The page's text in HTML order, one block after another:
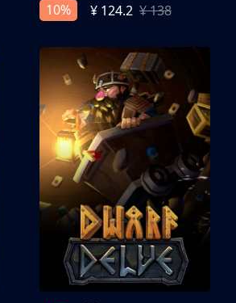
10%
¥ 124.2 ¥ 138